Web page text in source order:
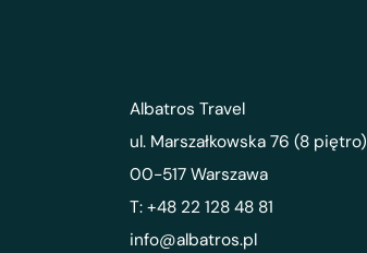
Albatros Travel
ul. Marszałkowska 76 (8 piętro)
00-517 Warszawa
T: +48 22 128 48 81
info@albatros.pl